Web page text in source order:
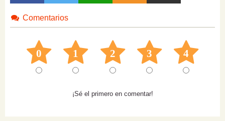
Comentarios
0 1 2 3 4
¡Sé el primero en comentar!